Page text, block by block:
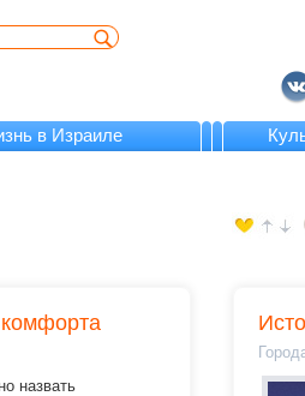
в Израиле
назвать